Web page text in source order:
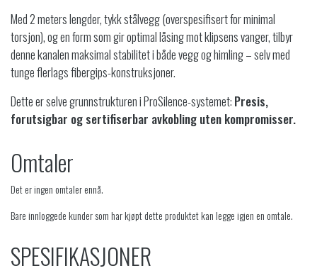
Med 2 meters lengder, tykk stålvegg (overspesifisert for minimal
torsjon), og en form som gir optimal låsing mot klipsens vanger, tilbyr
denne kanalen maksimal stabilitet i både vegg og himling – selv med
tunge flerlags fibergips-konstruksjoner.
Dette er selve grunnstrukturen i ProSilence-systemet: Presis,
forutsigbar og sertifiserbar avkobling uten kompromisser.
Omtaler
Det er ingen omtaler ennå.
Bare innloggede kunder som har kjøpt dette produktet kan legge igjen en omtale.
SPESIFIKASJONER